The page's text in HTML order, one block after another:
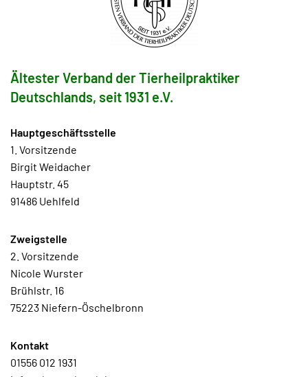
Ältester Verband der Tierheilpraktiker
Deutschlands, seit 1931 e.V.
Hauptgeschäftsstelle
1. Vorsitzende
Birgit Weidacher
Hauptstr. 45
91486 Uehlfeld
Zweigstelle
2. Vorsitzende
Nicole Wurster
Brühlstr. 16
75223 Niefern-Öschelbronn
Kontakt
01556 012 1931